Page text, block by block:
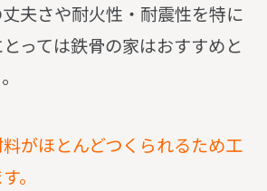
夫さや耐火性・耐震性を特に
っては鉄骨の家はおすすめと
がほとんどつくられるため工
。